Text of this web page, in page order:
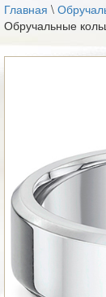
Главная \
Обручальные